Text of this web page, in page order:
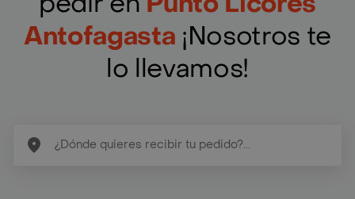
Antofagasta ¡Nosotros te
lo llevamos!